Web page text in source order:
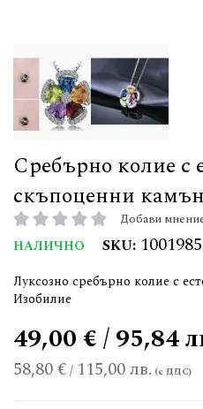
Сребърно колие с
скъпоценни
рейтинг: Добави
НАЛИЧНО SKU 1001985
Луксозно сребърно колие с
Изобилие
58,80 €/ 115,00 лв.
49,00 € / 95,84